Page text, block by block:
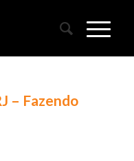
– Fazendo